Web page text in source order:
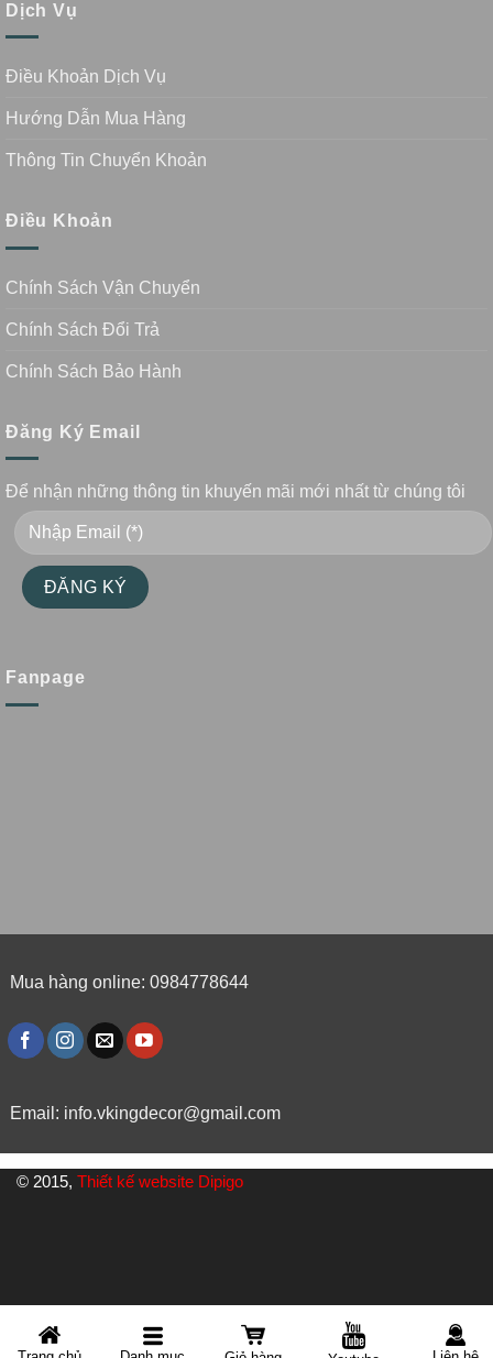
Dịch Vụ
Điều Khoản Dịch Vụ
Hướng Dẫn Mua Hàng
Thông Tin Chuyển Khoản
Điều Khoản
Chính Sách Vận Chuyển
Chính Sách Đổi Trả
Chính Sách Bảo Hành
Đăng Ký Email
Để nhận những thông tin khuyến mãi mới nhất từ chúng tôi
Fanpage
Mua hàng online: 0984778644
Email: info.vkingdecor@gmail.com
© 2015, Thiết kế website Dipigo